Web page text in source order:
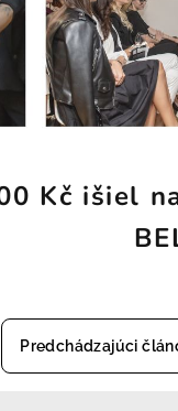
Kč išiel
Predchádzajúci